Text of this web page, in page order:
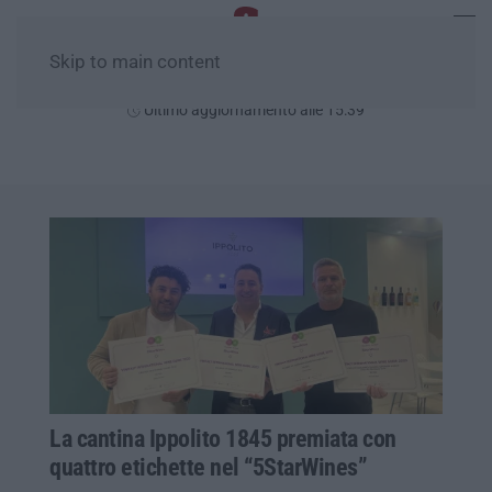
Skip to main content
Ultimo aggiornamento alle 15:39
La cantina Ippolito 1845 premiata con
quattro etichette nel “5StarWines”